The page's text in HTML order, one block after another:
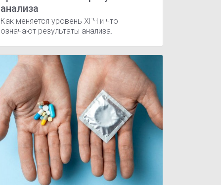
анализа
Как меняется уровень ХГЧ и что
означают результаты анализа.